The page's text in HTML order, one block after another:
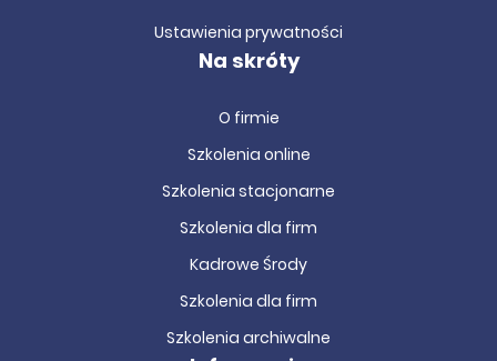
Ustawienia prywatności
Na skróty
O firmie
Szkolenia online
Szkolenia stacjonarne
Szkolenia dla firm
Kadrowe Środy
Szkolenia dla firm
Szkolenia archiwalne